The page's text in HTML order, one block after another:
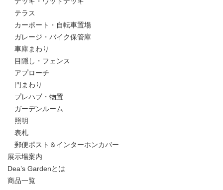
テラス
カーポート・自転車置場
ガレージ・バイク保管庫
車庫まわり
目隠し・フェンス
アプローチ
門まわり
プレハブ・物置
ガーデンルーム
照明
表札
郵便ポスト＆インターホンカバー
展示場案内
Dea’s Gardenとは
商品一覧